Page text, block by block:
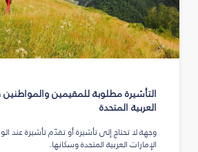
التأشيرة مطلوبة للمقيمين
العربية المتحدة
وجهة لا تحتاج إلى تأشيرة أو تقدّم تأشيرة عند
الإمارات العربية المتحدة وسكانها.